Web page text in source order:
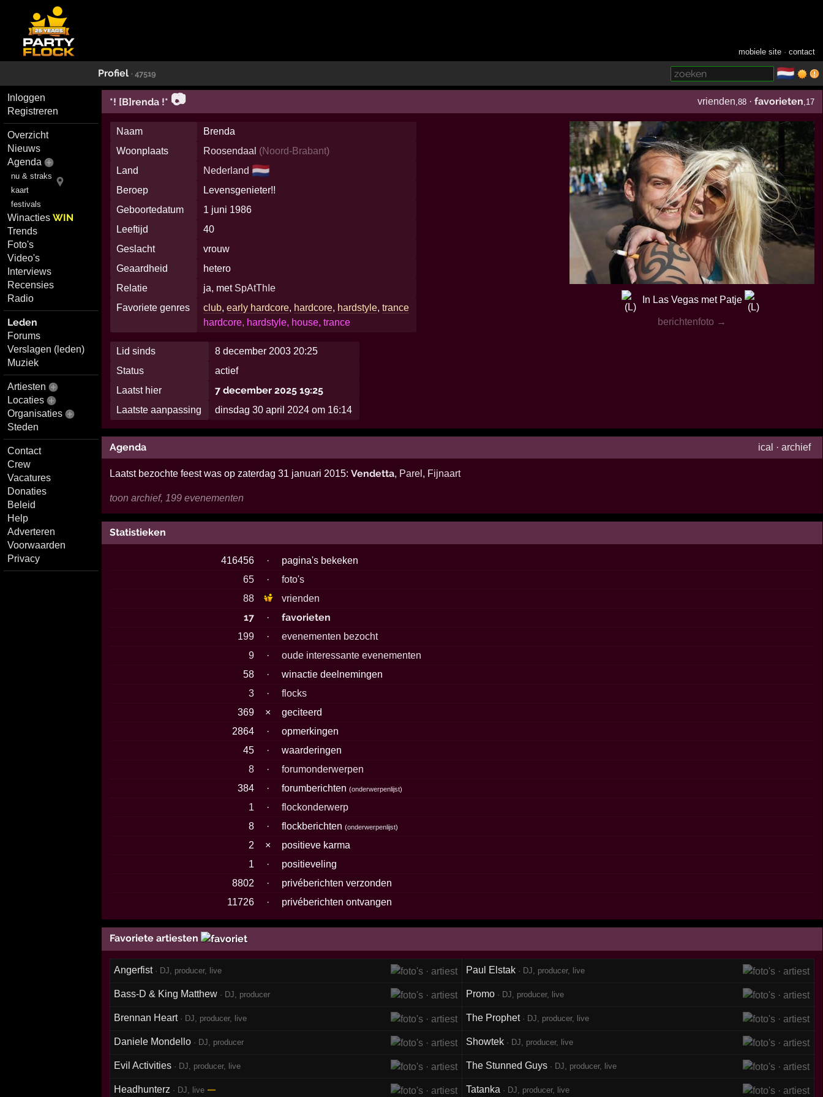
mobiele site ·contact
Profiel · 47519 🇳🇱
Inloggen
Registreren
Overzicht
Nieuws
Agenda
nu & straks
kaart
festivals
WinactiesWIN
Trends
Foto's
Video's
Interviews
Recensies
Radio
Leden
Forums
Verslagen (leden)
Muziek
Artiesten
Locaties
Organisaties
Steden
Contact
Crew
Vacatures
Donaties
Beleid
Help
Adverteren
Voorwaarden
Privacy
*! [B]renda !* 📷 vrienden ,88 ·favorieten ,17
In Las Vegas met Patje
berichtenfoto →
Naam
Brenda
Woonplaats
Roosendaal (Noord-Brabant)
Land
Nederland 🇳🇱
Beroep
Levensgenieter!!
Geboortedatum
1 juni 1986
Leeftijd
40
Geslacht
vrouw
Geaardheid
hetero
Relatie
ja, met SpAtThIe
Favoriete genres
club,early hardcore, hardcore, hardstyle,trance
hardcore, hardstyle, house, trance
Lid sinds
8 december 2003 20:25
Status
actief
Laatst hier
7 december 2025 19:25
Laatste aanpassing dinsdag 30 april 2024 om 16:14
Agenda ical · archief
Laatst bezochte feest was op zaterdag 31 januari 2015: Vendetta, Parel , Fijnaart
toon archief, 199 evenementen
Statistieken
416456 ·
pagina's bekeken
65
·
foto's
88
vrienden
17 · favorieten
199 ·
evenementen bezocht
9
·
oude interessante evenementen
58
·
winactie deelnemingen
3
·
flocks
369
×
geciteerd
2864
·
opmerkingen
45
·
waarderingen
8
·
forumonderwerpen
384
· forumberichten(onderwerpenlijst)
1 ·
flockonderwerp
8
· flockberichten(onderwerpenlijst)
2 ×
positieve karma
1
·
positieveling
8802
·
privéberichten verzonden
11726
· privéberichten ontvangen
Favoriete artiesten
Angerfist· DJ, producer, live Paul Elstak · DJ, producer, live
Bass-D & King Matthew · DJ, producer Promo · DJ, producer, live
Brennan Heart· DJ, producer, live The Prophet· DJ, producer, live
Daniele Mondello · DJ, producer Showtek · DJ, producer, live
Evil Activities · DJ, producer, live The Stunned Guys · DJ, producer, live
Headhunterz · DJ, live — Tatanka · DJ, producer, live